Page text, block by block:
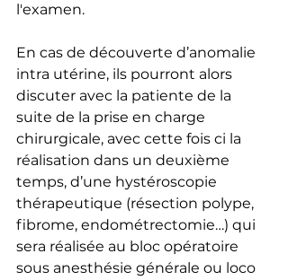
l'examen.
En cas de découverte d’anomalie
intra utérine, ils pourront alors
discuter avec la patiente de la
suite de la prise en charge
chirurgicale, avec cette fois ci la
réalisation dans un deuxième
temps, d’une hystéroscopie
thérapeutique (résection polype,
fibrome, endométrectomie…) qui
sera réalisée au bloc opératoire
sous anesthésie générale ou loco